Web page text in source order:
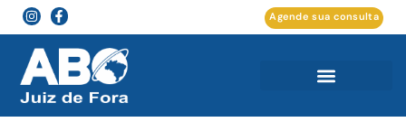
Agende sua consulta